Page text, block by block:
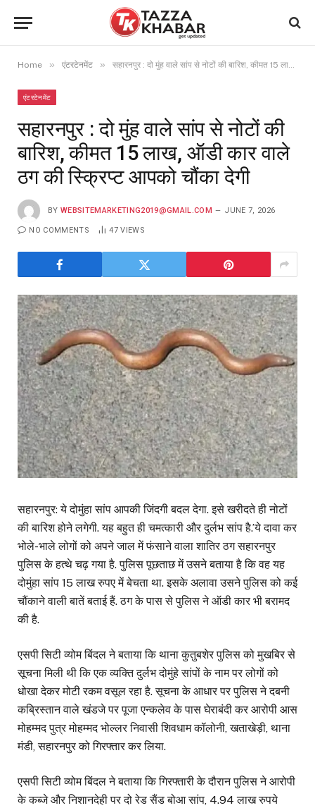
Home » एंटरटेनमेंट » सहारनपुर : दो मुंह वाले सांप से नोटों की बारिश, कीमत 15 लाख, ऑडी कार वाले ठग की स्क्रिप्ट आपको चौंका देगी
एंटरटेनमेंट
सहारनपुर : दो मुंह वाले सांप से नोटों की
बारिश, कीमत 15 लाख, ऑडी कार वाले
ठग की स्क्रिप्ट आपको चौंका देगी
BY WEBSITEMARKETING2019@GMAIL.COM JUNE 7, 2026
NO COMMENTS 47VIEWS
सहारनपुर: ये दोमुंहा सांप आपकी जिंदगी बदल देगा. इसे खरीदते ही नोटों
की बारिश होने लगेगी. यह बहुत ही चमत्कारी और दुर्लभ सांप है.’ये दावा कर
भोले-भाले लोगों को अपने जाल में फंसाने वाला शातिर ठग सहारनपुर
पुलिस के हत्थे चढ़ गया है. पुलिस पूछताछ में उसने बताया है कि वह यह
दोमुंहा सांप 15 लाख रुपए में बेचता था. इसके अलावा उसने पुलिस को कई
चौंकाने वाली बातें बताई हैं. ठग के पास से पुलिस ने ऑडी कार भी बरामद
की है.
एसपी सिटी व्योम बिंदल ने बताया कि थाना कुतुबशेर पुलिस को मुखबिर से
सूचना मिली थी कि एक व्यक्ति दुर्लभ दोमुंहे सांपों के नाम पर लोगों को
धोखा देकर मोटी रकम वसूल रहा है. सूचना के आधार पर पुलिस ने दबनी
कब्रिस्तान वाले खंडजे पर पूजा एन्कलेव के पास घेराबंदी कर आरोपी आस
मोहम्मद पुत्र मोहम्मद भोल्लर निवासी शिवधाम कॉलोनी, खताखेड़ी, थाना
मंडी, सहारनपुर को गिरफ्तार कर लिया.
एसपी सिटी व्योम बिंदल ने बताया कि गिरफ्तारी के दौरान पुलिस ने आरोपी
के कब्जे और निशानदेही पर दो रेड सैंड बोआ सांप, 4.94 लाख रुपये